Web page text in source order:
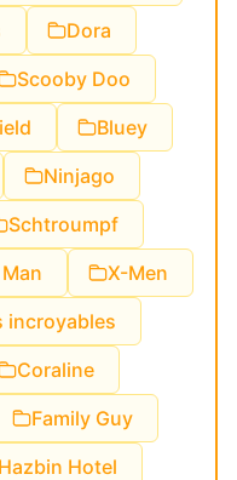
Dora
Scooby Doo
Bluey
Ninjago
Schtroumpf
X-Men
incroyables
Coraline
Family Guy
Hazbin Hotel